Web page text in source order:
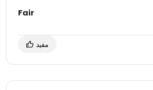
Fair
مفيد